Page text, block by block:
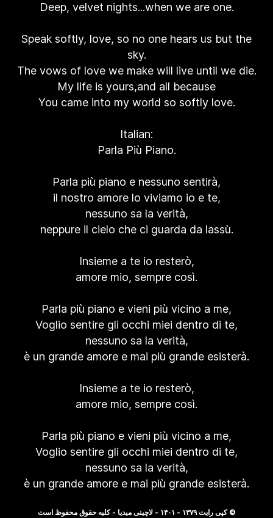
Deep, velvet nights...when we are one.
Speak softly, love, so no one hears us but the
sky.
The vows of love we make will live until we die.
My life is yours,and all because
You came into my world so softly love.
Italian:
Parla Più Piano.
Parla più piano e nessuno sentirà,
il nostro amore lo viviamo io e te,
nessuno sa la verità,
neppure il cielo che ci guarda da lassù.
Insieme a te io resterò,
amore mio, sempre così.
Parla più piano e vieni più vicino a me,
Voglio sentire gli occhi miei dentro di te,
nessuno sa la verità,
è un grande amore e mai più grande esisterà.
Insieme a te io resterò,
amore mio, sempre così.
Parla più piano e vieni più vicino a me,
Voglio sentire gli occhi miei dentro di te,
nessuno sa la verità,
è un grande amore e mai più grande esisterà.
© کپی رایت ۱۳۷۹ - ۱۴۰۱ - لاچینی میدیا - کلیه حقوق محفوظ است